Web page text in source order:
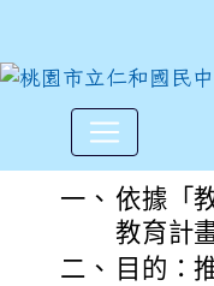
新屋國小
一、 依據「
教育計
二、
目的：